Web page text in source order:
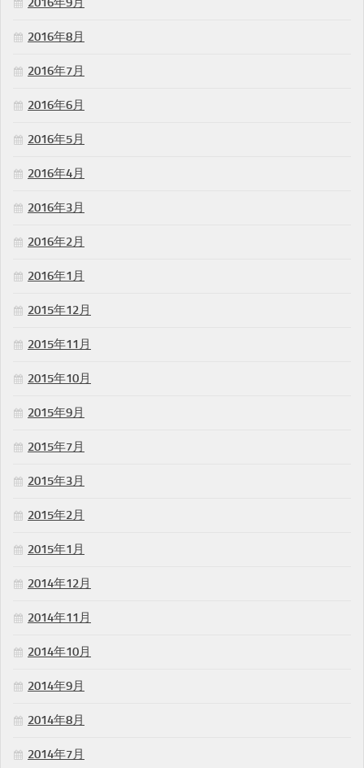
2016年8月
2016年7月
2016年6月
2016年5月
2016年4月
2016年3月
2016年2月
2016年1月
2015年12月
2015年11月
2015年10月
2015年9月
2015年7月
2015年3月
2015年2月
2015年1月
2014年12月
2014年11月
2014年10月
2014年9月
2014年8月
2014年7月